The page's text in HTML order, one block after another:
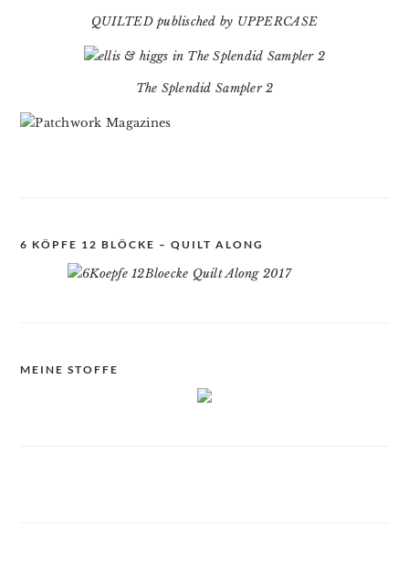
QUILTED publisched by UPPERCASE
The Splendid Sampler 2
6 KÖPFE 12 BLÖCKE – QUILT ALONG
MEINE STOFFE